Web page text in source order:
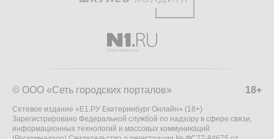
18+
© ООО «Сеть городских порталов»
Сетевое издание «Е1.РУ Екатеринбург Онлайн» (18+)
Зарегистрировано Федеральной службой по надзору в сфере связи,
информационных технологий и массовых коммуникаций